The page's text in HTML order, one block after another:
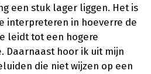
een stuk lager liggen. Het is
interpreteren in hoeverre de
leidt tot een hogere
Daarnaast hoor ik uit mijn
die niet wijzen op een